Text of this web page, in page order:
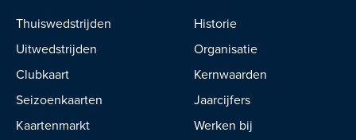
Thuiswedstrijden
Uitwedstrijden
Clubkaart
Seizoenkaarten
Kaartenmarkt
Historie
Organisatie
Kernwaarden
Jaarcijfers
Werken bij